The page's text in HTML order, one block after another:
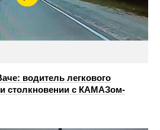
водитель легкового
столкновении с КАМАЗом-